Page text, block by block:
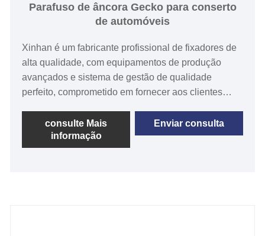
Parafuso de âncora Gecko para conserto
de automóveis
Xinhan é um fabricante profissional de fixadores de
alta qualidade, com equipamentos de produção
avançados e sistema de gestão de qualidade
perfeito, comprometido em fornecer aos clientes
ancoragem Gecko para reparo de automóveis é um
parafuso de ancoragem projetado para reparo e
manutenção automotiva. Possui um design
consulte Mais
informação
Enviar consulta